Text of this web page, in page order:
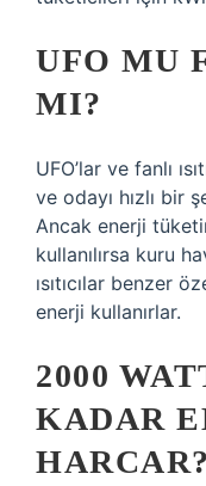
UFO MU
MI?
UFO’lar ve fanlı
ve odayı hızlı bir
Ancak enerji
kullanılırsa kuru
ısıtıcılar benzer
enerji kullanırlar.
2000
KADAR
HARCAR?